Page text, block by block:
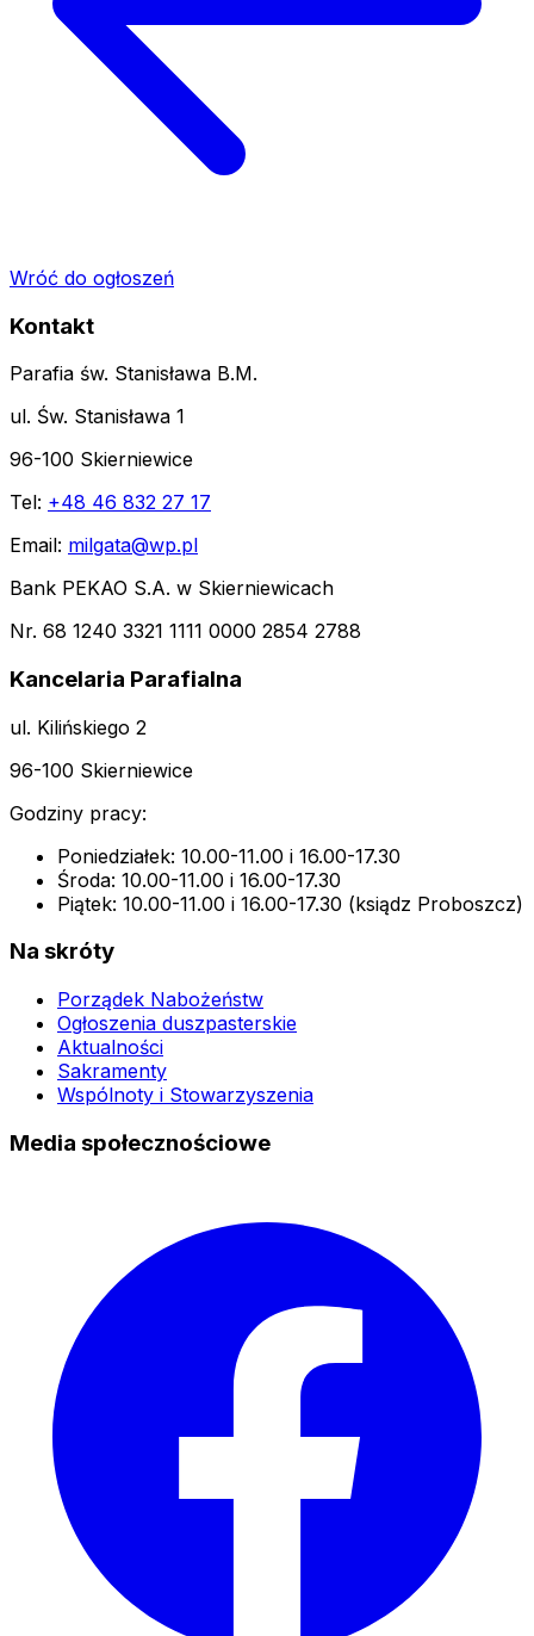
Wróć do ogłoszeń
Kontakt
Parafia św. Stanisława B.M.
ul. Św. Stanisława 1
96-100 Skierniewice
Tel: +48 46 832 27 17
Email: milgata@wp.pl
Bank PEKAO S.A. w Skierniewicach
Nr. 68 1240 3321 1111 0000 2854 2788
Kancelaria Parafialna
ul. Kilińskiego 2
96-100 Skierniewice
Godziny pracy:
Poniedziałek: 10.00-11.00 i 16.00-17.30
Środa: 10.00-11.00 i 16.00-17.30
Piątek: 10.00-11.00 i 16.00-17.30 (ksiądz Proboszcz)
Na skróty
Porządek Nabożeństw
Ogłoszenia duszpasterskie
Aktualności
Sakramenty
Wspólnoty i Stowarzyszenia
Media społecznościowe